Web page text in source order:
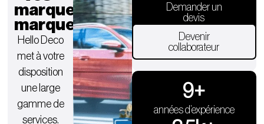
marques
marquent.
Hello Deco
met à votre
disposition
une large
gamme de
services.
Demander un
devis
Devenir
collaborateur
années d’expérience
9+